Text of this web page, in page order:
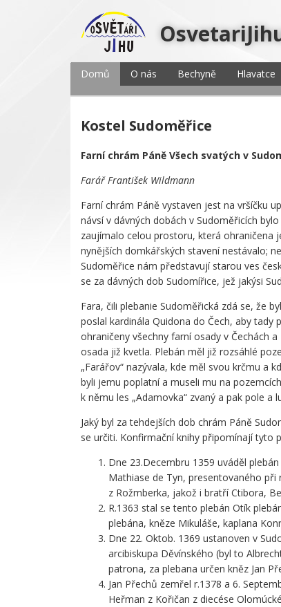
Domů O nás Bechyně Hlavatce
Kostel Sudoměřice
Farní chrám Páně Všech svatých v
Farář František Wildmann
Farní chrám Páně vystaven jest na vršíčku
návsí v dávných dobách v Sudoměřicích
zaujímalo celou prostoru, která ohraničena
nynějších domkářských stavení nestávalo;
Sudoměřice nám představují starou ves
se za dávných dob Sudomířice, jež jakýsi
Fara, čili plebanie Sudoměřická zdá se, že
poslal kardinála Quidona do Čech, aby tady
ohraničeny všechny farní osady v Čechách
osada již kvetla. Plebán měl již rozsáhlé
„Farářov“ nazývala, kde měl svou krčmu a
byli jemu poplatní a museli mu na
k němu les „Adamovka“ zvaný a pak pole a
Jaký byl za tehdejších dob chrám Páně
se určiti. Konfirmační knihy připomínají tyto
Dne 23.Decembru 1359 uváděl
Mathiase de Tyn, presentovaného při
z Rožmberka, jakož i bratří Ctibora,
R.1363 stal se tento plebán Otík
plebána, kněze Mikuláše, kaplana
Dne 22. Oktob. 1369 ustanoven v
arcibiskupa Děvínského (byl to
patrona, za plebana určen kněz Jan
Jan Přechů zemřel r.1378 a 6.
Heřman z Kořičan z diecése